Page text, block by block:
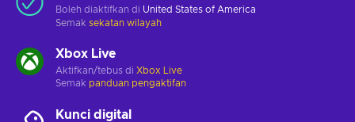
Boleh diaktifkan di United States of America
Semak sekatan wilayah
Xbox Live
Aktifkan/tebus di Xbox Live
Semak panduan pengaktifan
Kunci digital